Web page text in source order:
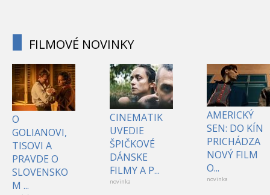
FILMOVÉ NOVINKY
O
GOLIANOVI,
TISOVI A
PRAVDE O
SLOVENSKO
M ...
CINEMATIK
UVEDIE
ŠPIČKOVÉ
DÁNSKE
FILMY A P...
novinka
AMERICKÝ
SEN: DO KÍN
PRICHÁDZA
NOVÝ FILM
O...
novinka